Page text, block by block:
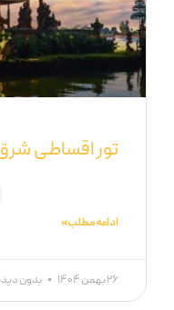
تور اقساطی
ادامه مطلب »
۲۶ بهمن ۱۴۰۴ بدون